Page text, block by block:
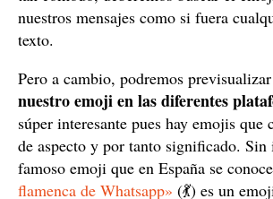
nuestros mensajes como si fuera
texto.
Pero a cambio, podremos previsualizar
nuestro emoji en las diferentes
súper interesante pues hay emojis que
de aspecto y por tanto significado.
famoso emoji que en España se
flamenca de Whatsapp» (💃) es un